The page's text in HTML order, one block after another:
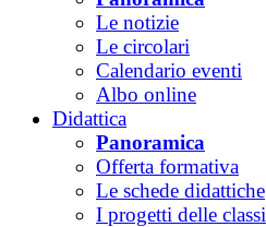
Le notizie
Le circolari
Calendario eventi
Albo online
Didattica
Panoramica
Offerta formativa
Le schede didattiche
I progetti delle classi